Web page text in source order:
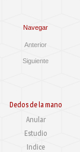
Navegar
Anterior
Siguiente
Dedos de la mano
Anular
Estudio
Indice